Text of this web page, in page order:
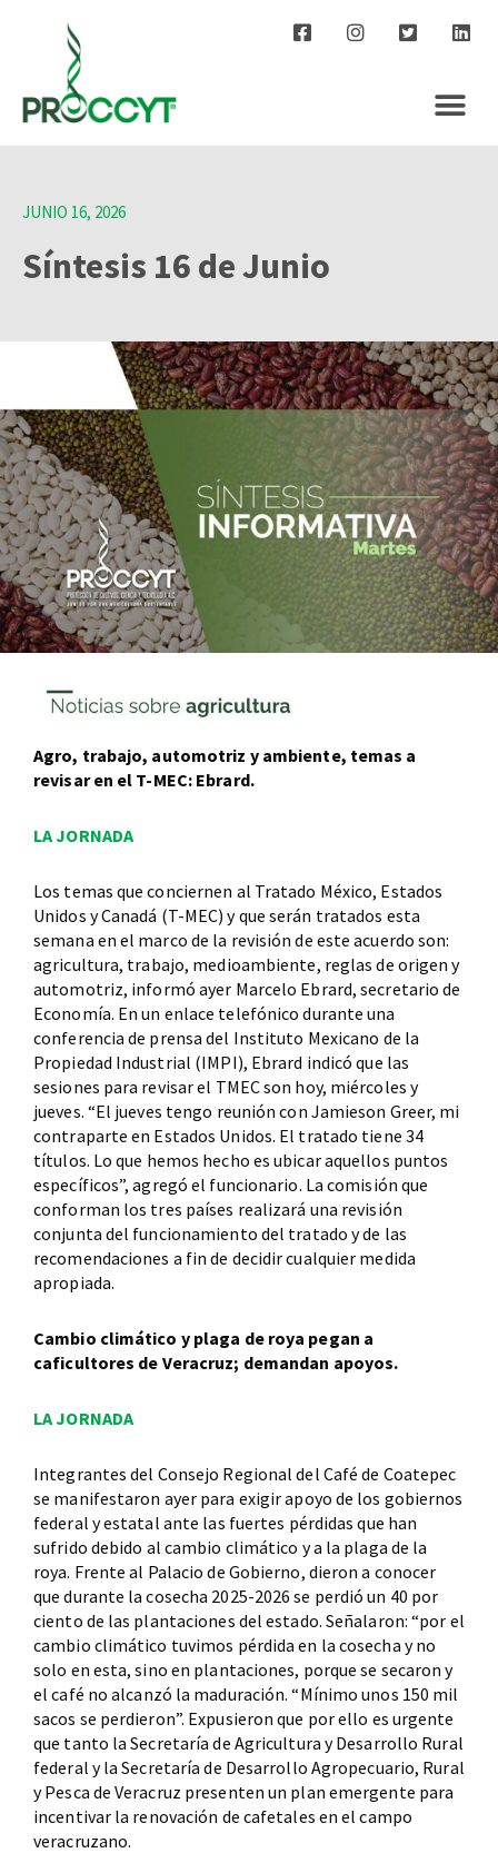
JUNIO 16, 2026
Síntesis 16 de Junio
Agro, trabajo, automotriz y ambiente, temas a
revisar en el T-MEC: Ebrard.
LA JORNADA
Los temas que conciernen al Tratado México, Estados
Unidos y Canadá (T-MEC) y que serán tratados esta
semana en el marco de la revisión de este acuerdo son:
agricultura, trabajo, medioambiente, reglas de origen y
automotriz, informó ayer Marcelo Ebrard, secretario de
Economía. En un enlace telefónico durante una
conferencia de prensa del Instituto Mexicano de la
Propiedad Industrial (IMPI), Ebrard indicó que las
sesiones para revisar el TMEC son hoy, miércoles y
jueves. “El jueves tengo reunión con Jamieson Greer, mi
contraparte en Estados Unidos. El tratado tiene 34
títulos. Lo que hemos hecho es ubicar aquellos puntos
específicos”, agregó el funcionario. La comisión que
conforman los tres países realizará una revisión
conjunta del funcionamiento del tratado y de las
recomendaciones a fin de decidir cualquier medida
apropiada.
Cambio climático y plaga de roya pegan a
caficultores de Veracruz; demandan apoyos.
LA JORNADA
Integrantes del Consejo Regional del Café de Coatepec
se manifestaron ayer para exigir apoyo de los gobiernos
federal y estatal ante las fuertes pérdidas que han
sufrido debido al cambio climático y a la plaga de la
roya. Frente al Palacio de Gobierno, dieron a conocer
que durante la cosecha 2025-2026 se perdió un 40 por
ciento de las plantaciones del estado. Señalaron: “por el
cambio climático tuvimos pérdida en la cosecha y no
solo en esta, sino en plantaciones, porque se secaron y
el café no alcanzó la maduración. “Mínimo unos 150 mil
sacos se perdieron”. Expusieron que por ello es urgente
que tanto la Secretaría de Agricultura y Desarrollo Rural
federal y la Secretaría de Desarrollo Agropecuario, Rural
y Pesca de Veracruz presenten un plan emergente para
incentivar la renovación de cafetales en el campo
veracruzano.